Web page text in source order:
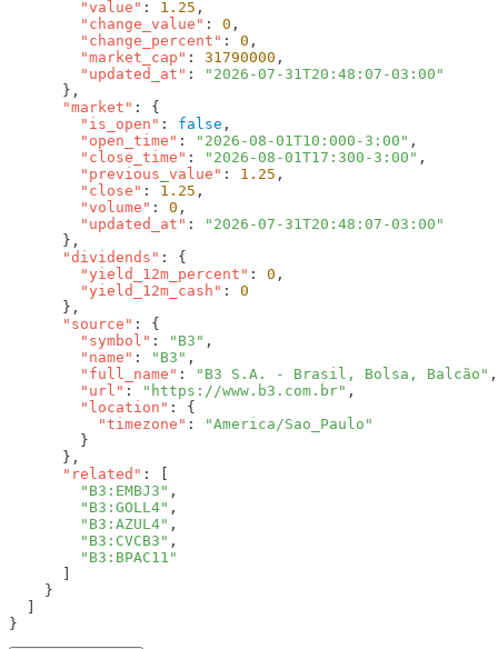
        "value"
: 1.25
        "change_value"
: 0
        "change_percent"
: 0
        "market_cap"
: 31790000
        "updated_at"
:
      "market"
        "is_open"
: false
        "open_time"
: "2026-08-01T10:000-3:00"
        "close_time"
: "2026-08-01T17:300-3:00"
        "previous_value"
: 1.25
        "close"
: 1.25
        "volume"
: 0
        "updated_at"
:
      "dividends"
        "yield_12m_percent"
: 0
        "yield_12m_cash"
:
      "source"
        "symbol"
: "B3"
        "name"
: "B3"
        "full_name"
:
"B3 S.A. - Brasil, Bolsa, Balcão"
        "url"
: "https://www.b3.com.br"
        "location"
          "timezone"
:
      "related"
        "B3:EMBJ3"
        "B3:GOLL4"
        "B3:AZUL4"
        "B3:CVCB3"